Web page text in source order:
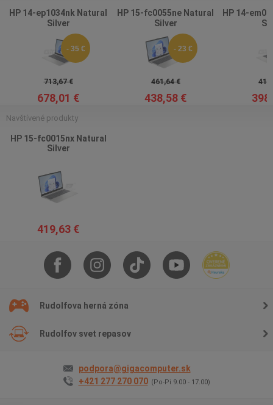
HP 14-ep1034nk Natural
Silver
- 35 €
713,67 €
678,01 €
HP 15-fc0055ne Natural
Silver
- 23 €
461,64 €
438,58 €
HP 14-
Navštívené produkty
HP 15-fc0015nx Natural
Silver
419,63 €
Rudolfova herná zóna
Rudolfov svet repasov
podpora@gigacomputer.sk
+421 277 270 070 (Po-Pi 9.00 - 17.00)